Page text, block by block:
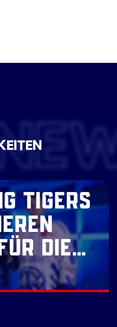
TIGERS
DIE
27